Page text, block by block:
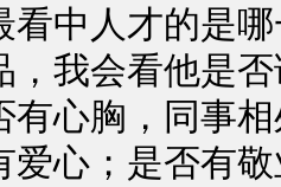
中人才的是哪
我会看他是否
有心胸，同事
爱心；是否有